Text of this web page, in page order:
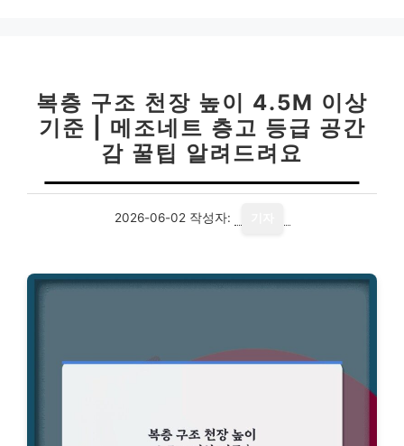
복층 구조 천장 높이 4.5M 이상
기준 | 메조네트 층고 등급 공간
감 꿀팁 알려드려요
2026-06-02 작성자: